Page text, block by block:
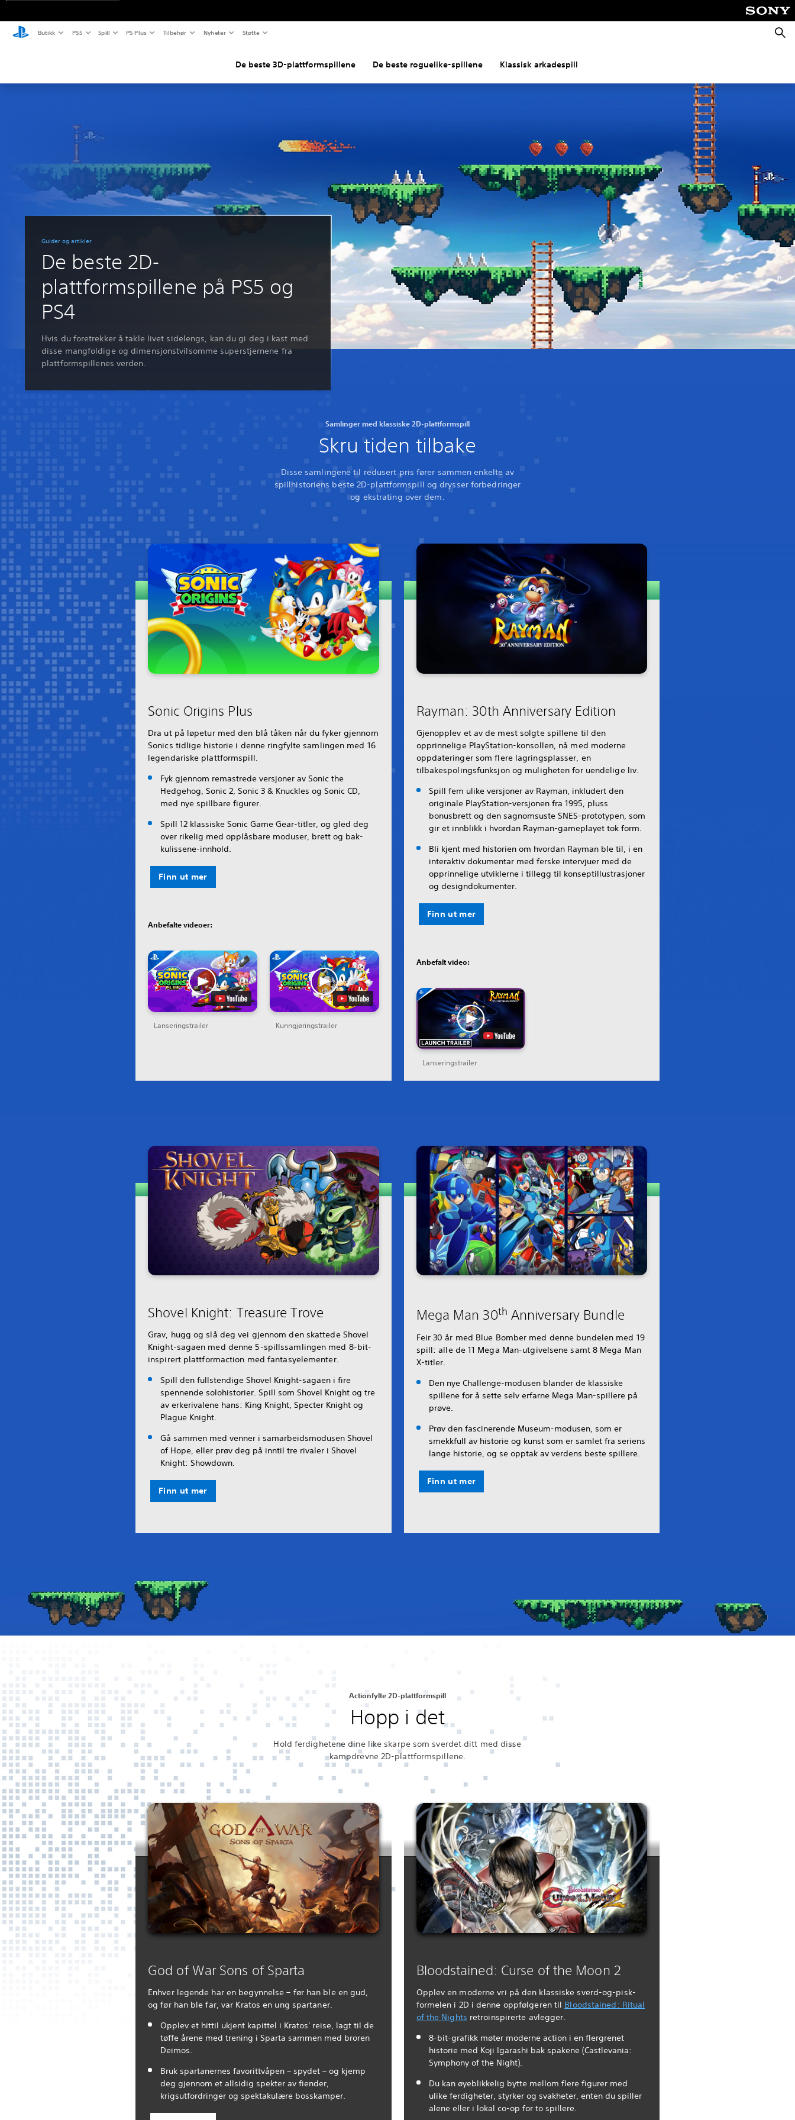
Butikk PS5 Spill PS Plus Tilbehør Nyheter Støtte
Søk
De beste 3D-plattformspillene De beste roguelike-spillene Klassisk arkadespill
Guider og artikler
De beste 2D-
plattformspillene på PS5 og
PS4
Hvis du foretrekker å takle livet sidelengs, kan du gi deg i kast med
disse mangfoldige og dimensjonstvilsomme superstjernene fra
plattformspillenes verden.
Samlinger med klassiske 2D-plattformspill
Skru tiden tilbake
Disse samlingene til redusert pris fører sammen enkelte av
spillhistoriens beste 2D-plattformspill og drysser forbedringer
og ekstrating over dem.
Sonic Origins Plus
Dra ut på løpetur med den blå tåken når du fyker gjennom
Sonics tidlige historie i denne ringfylte samlingen med 16
legendariske plattformspill.
Fyk gjennom remastrede versjoner av Sonic the
Hedgehog, Sonic 2, Sonic 3 & Knuckles og Sonic CD,
med nye spillbare figurer.
Spill 12 klassiske Sonic Game Gear-titler, og gled deg
over rikelig med opplåsbare moduser, brett og bak-
kulissene-innhold.
Finn ut mer
Anbefalte videoer:
Lanseringstrailer Kunngjøringstrailer
Rayman: 30th Anniversary Edition
Gjenopplev et av de mest solgte spillene til den
opprinnelige PlayStation-konsollen, nå med moderne
oppdateringer som flere lagringsplasser, en
tilbakespolingsfunksjon og muligheten for uendelige liv.
Spill fem ulike versjoner av Rayman, inkludert den
originale PlayStation-versjonen fra 1995, pluss
bonusbrett og den sagnomsuste SNES-prototypen, som
gir et innblikk i hvordan Rayman-gameplayet tok form.
Bli kjent med historien om hvordan Rayman ble til, i en
interaktiv dokumentar med ferske intervjuer med de
opprinnelige utviklerne i tillegg til konseptillustrasjoner
og designdokumenter.
Finn ut mer
Anbefalt video:
Lanseringstrailer
Shovel Knight: Treasure Trove
Grav, hugg og slå deg vei gjennom den skattede Shovel
Knight-sagaen med denne 5-spillssamlingen med 8-bit-
inspirert plattformaction med fantasyelementer.
Spill den fullstendige Shovel Knight-sagaen i fire
spennende solohistorier. Spill som Shovel Knight og tre
av erkerivalene hans: King Knight, Specter Knight og
Plague Knight.
Gå sammen med venner i samarbeidsmodusen Shovel
of Hope, eller prøv deg på inntil tre rivaler i Shovel
Knight: Showdown.
Finn ut mer
Mega Man 30th Anniversary Bundle
Feir 30 år med Blue Bomber med denne bundelen med 19
spill: alle de 11 Mega Man-utgivelsene samt 8 Mega Man
X-titler.
Den nye Challenge-modusen blander de klassiske
spillene for å sette selv erfarne Mega Man-spillere på
prøve.
Prøv den fascinerende Museum-modusen, som er
smekkfull av historie og kunst som er samlet fra seriens
lange historie, og se opptak av verdens beste spillere.
Finn ut mer
Actionfylte 2D-plattformspill
Hopp i det
Hold ferdighetene dine like skarpe som sverdet ditt med disse
kampdrevne 2D-plattformspillene.
God of War Sons of Sparta
Enhver legende har en begynnelse – før han ble en gud,
og før han ble far, var Kratos en ung spartaner.
Opplev et hittil ukjent kapittel i Kratos' reise, lagt til de
tøffe årene med trening i Sparta sammen med broren
Deimos.
Bruk spartanernes favorittvåpen – spydet – og kjemp
deg gjennom et allsidig spekter av fiender,
krigsutfordringer og spektakulære bosskamper.
Bloodstained: Curse of the Moon 2
Opplev en moderne vri på den klassiske sverd-og-pisk-
formelen i 2D i denne oppfølgeren til Bloodstained: Ritual
of the Nights retroinspirerte avlegger.
8-bit-grafikk møter moderne action i en flergrenet
historie med Koji Igarashi bak spakene (Castlevania:
Symphony of the Night).
Du kan øyeblikkelig bytte mellom flere figurer med
ulike ferdigheter, styrker og svakheter, enten du spiller
alene eller i lokal co-op for to spillere.